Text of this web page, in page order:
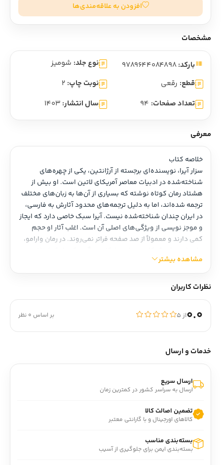
افزودن به علاقه‌مندی‌ها
مشخصات
بارکد:9789644084898 نوع جلد: شومیز
قطع: رقعی نوبت چاپ: 2
تعداد صفحات: 94 سال انتشار: 1403
معرفی
خلاصه کتاب
عمیق‌تری همچون تضادها و پیچیدگی‌های انسان‌ها و جامعه
منحصر به فرد نویسنده حفظ شود و خواننده بتواند لذت بردن از
زیبایی‌های خاص آثار آیرا را تجربه کند.
مشاهده بیشتر
نظرات کاربران
0.0از ۵ بر اساس 0 نظر
خدمات و ارسال
ارسال سریع
ارسال به سراسر کشور در کمترین زمان
تضمین اصالت کالا
کالاهای اورجینال و با گارانتی معتبر
بسته‌بندی مناسب
بسته‌بندی ایمن برای جلوگیری از آسیب